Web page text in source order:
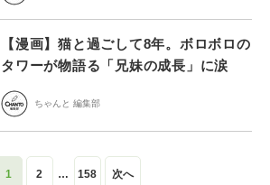
【漫画】猫と過ごして8年。ボロボロの
タワーが物語る「兄妹の成長」に涙
ちゃんと 編集部
1 2 … 158 次へ